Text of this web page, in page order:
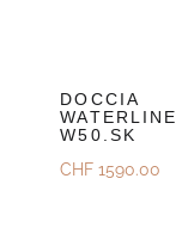
DOCCIA
WATERLINE
W50.SK
CHF 1590.00